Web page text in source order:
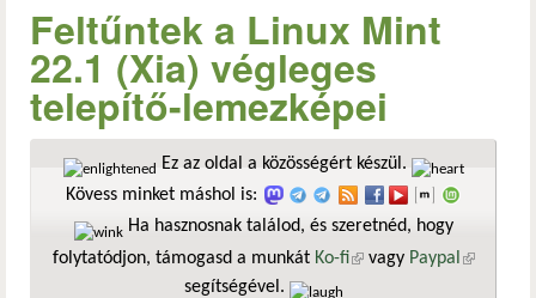
Feltűntek a Linux Mint
22.1 (Xia) végleges
telepítő-lemezképei
Ez az oldal a közösségért készül.
Kövess minket máshol is:
Ha hasznosnak találod, és szeretnéd, hogy
folytatódjon, támogasd a munkát Ko-fi(külső hivatkozás)
vagy Paypal
segítségével.